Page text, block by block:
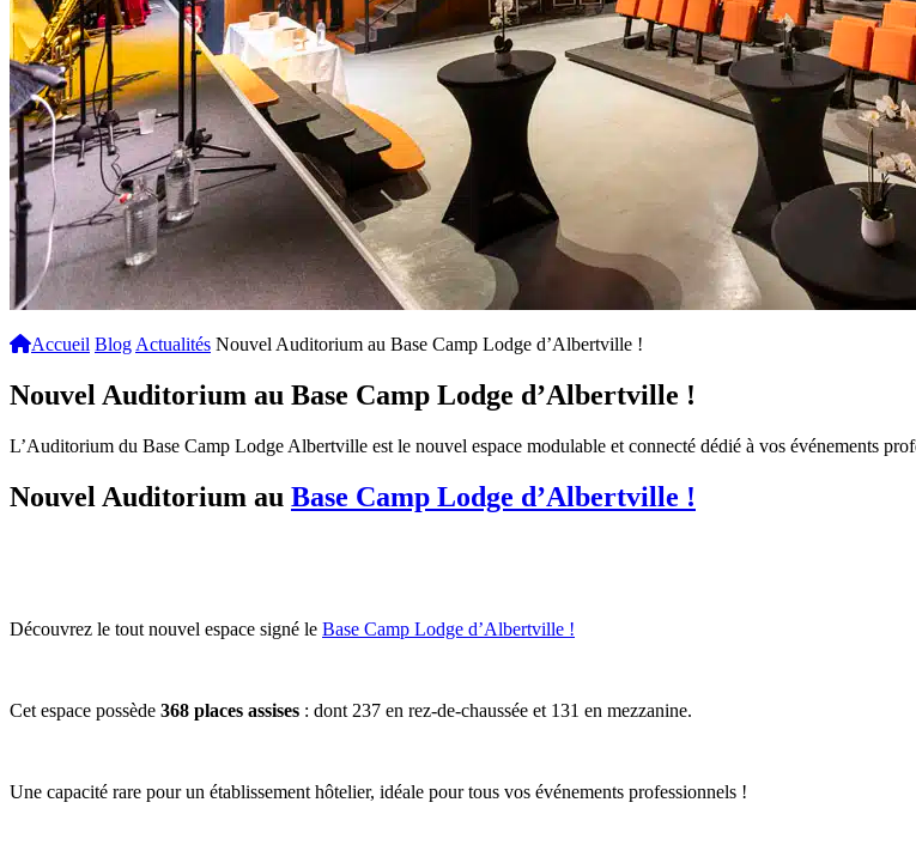
Accueil BlogActualités Nouvel Auditorium au Base Camp Lodge d’Albertville !
Nouvel Auditorium au Base Camp Lodge d’Albertville !
L’Auditorium du Base Camp Lodge Albertville est le nouvel espace modulable et connecté dédié à vos événements
Nouvel Auditorium au Base Camp Lodge d’Albertville !
Découvrez le tout nouvel espace signé le Base Camp Lodge d’Albertville !
Cet espace possède 368 places assises : dont 237 en rez-de-chaussée et 131 en mezzanine.
Une capacité rare pour un établissement hôtelier, idéale pour tous vos événements professionnels !